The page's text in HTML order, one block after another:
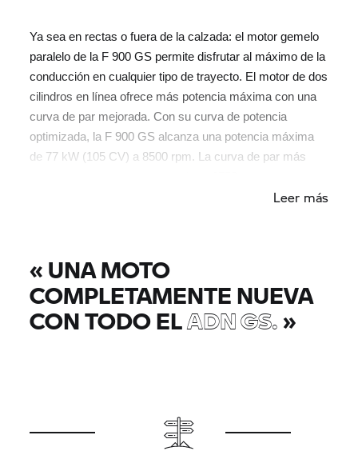
Ya sea en rectas o fuera de la calzada: el motor gemelo
paralelo de la F 900 GS permite disfrutar al máximo de la
conducción en cualquier tipo de trayecto. El motor de dos
cilindros en línea ofrece más potencia máxima con una
curva de par mejorada. Con su curva de potencia
optimizada, la F 900 GS alcanza una potencia máxima
de 77 kW (105 CV) a 8500 rpm. La curva de par más
Leer más
«UNA MOTO
COMPLETAMENTE NUEVA
CON TODO ELADN GS.»